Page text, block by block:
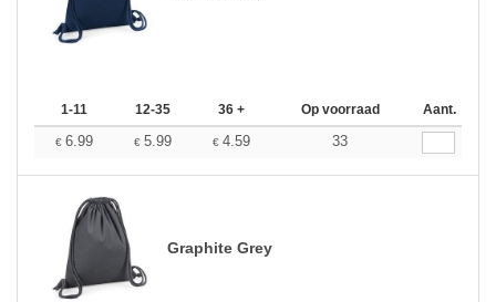
1-11 12-35 36 + Op voorraad Aant.
€ 6.99 € 5.99 € 4.59 33
Graphite Grey